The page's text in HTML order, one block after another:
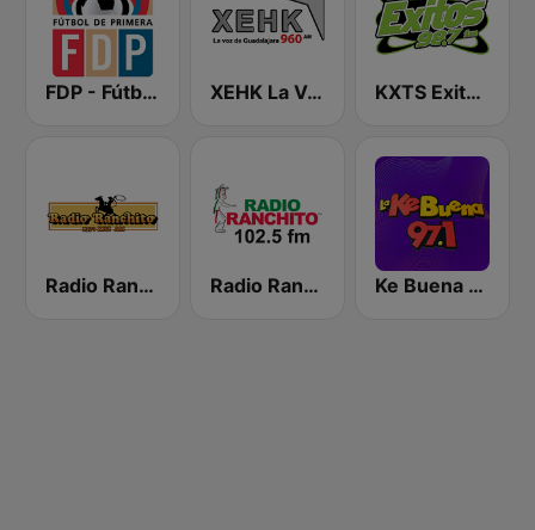
FDP - Fútbol de Primera XEHK La Voz de Guadalajara KXTS Exitos 98.7 FM
Radio Ranchito 1370 AM Radio Ranchito Ke Buena 97.1 FM